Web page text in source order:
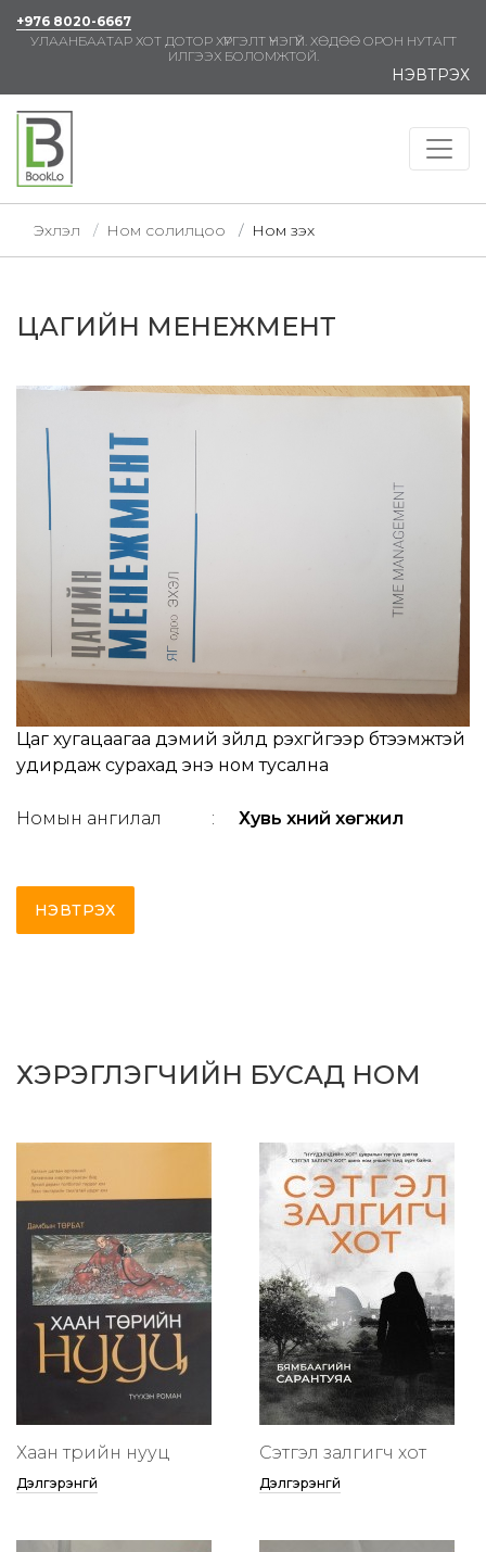
+976 8020-6667
УЛААНБААТАР ХОТ ДОТОР ХҮРГЭЛТ ҮНЭГҮЙ. ХӨДӨӨ ОРОН НУТАГТ
ИЛГЭЭХ БОЛОМЖТОЙ.
НЭВТРЭХ
Эхлэл Ном солилцоо Ном үзэх
ЦАГИЙН МЕНЕЖМЕНТ
Цаг хугацаагаа дэмий зүйлд үрэхгүйгээр бүтээмжтэй
удирдаж сурахад энэ ном тусална
Номын ангилал : Хувь хүний хөгжил
НЭВТРЭХ
ХЭРЭГЛЭГЧИЙН БУСАД НОМ
Хаан төрийн нууц
Дэлгэрэнгүй
Сэтгэл залгигч хот
Дэлгэрэнгүй